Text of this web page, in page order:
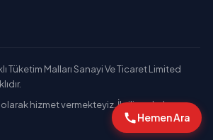
Tüketim Malları Sanayi Ve Ticaret Limited
olarak hizmet vermekteyiz. İlgili markaların
Hemen Ara